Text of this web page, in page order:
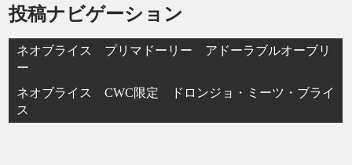
投稿ナビゲーション
ネオブライス プリマドーリー アドーラブルオーブリ
ー
ネオブライス CWC限定 ドロンジョ・ミーツ・ブライ
ス